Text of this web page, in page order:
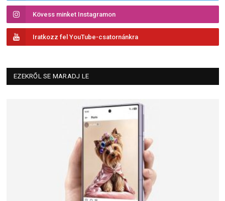
Kövess minket Instagramon
Iratkozz fel YouTube-csatornánkra
EZEKRŐL SE MARADJ LE